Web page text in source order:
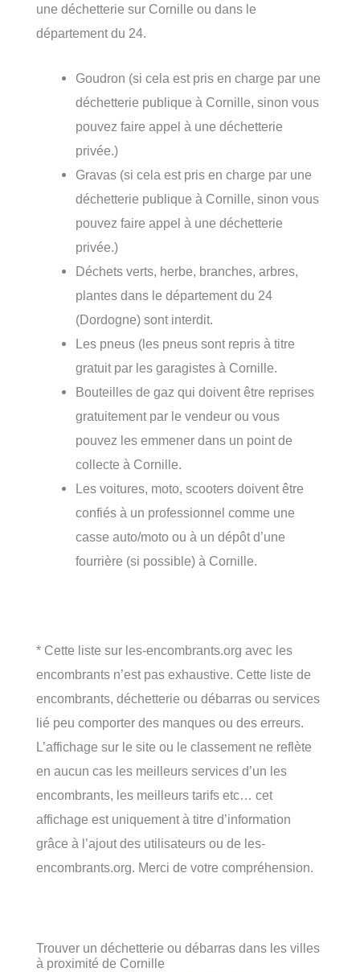
une déchetterie sur Cornille ou dans le
département du 24.
Goudron (si cela est pris en charge par une
déchetterie publique à Cornille, sinon vous
pouvez faire appel à une déchetterie
privée.)
Gravas (si cela est pris en charge par une
déchetterie publique à Cornille, sinon vous
pouvez faire appel à une déchetterie
privée.)
Déchets verts, herbe, branches, arbres,
plantes dans le département du 24
(Dordogne) sont interdit.
Les pneus (les pneus sont repris à titre
gratuit par les garagistes à Cornille.
Bouteilles de gaz qui doivent être reprises
gratuitement par le vendeur ou vous
pouvez les emmener dans un point de
collecte à Cornille.
Les voitures, moto, scooters doivent être
confiés à un professionnel comme une
casse auto/moto ou à un dépôt d’une
fourrière (si possible) à Cornille.
* Cette liste sur les-encombrants.org avec les
encombrants n’est pas exhaustive. Cette liste de
encombrants, déchetterie ou débarras ou services
lié peu comporter des manques ou des erreurs.
L’affichage sur le site ou le classement ne reflète
en aucun cas les meilleurs services d’un les
encombrants, les meilleurs tarifs etc… cet
affichage est uniquement à titre d’information
grâce à l’ajout des utilisateurs ou de les-
encombrants.org. Merci de votre compréhension.
Trouver un déchetterie ou débarras dans les villes
à proximité de Cornille